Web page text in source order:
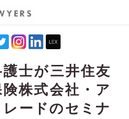
士が三井住友
株式会社・ア
ードのセミナ